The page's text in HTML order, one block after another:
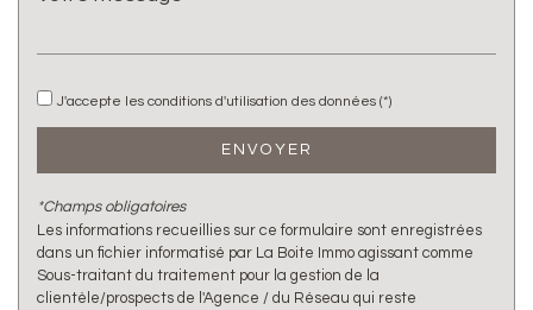
%
J'accepte les conditions d'utilisation des données (*)
ENVOYER
*Champs obligatoires
Les informations recueillies sur ce formulaire sont enregistrées
dans un fichier informatisé par La Boite Immo agissant comme
Sous-traitant du traitement pour la gestion de la
clientèle/prospects de l'Agence / du Réseau qui reste